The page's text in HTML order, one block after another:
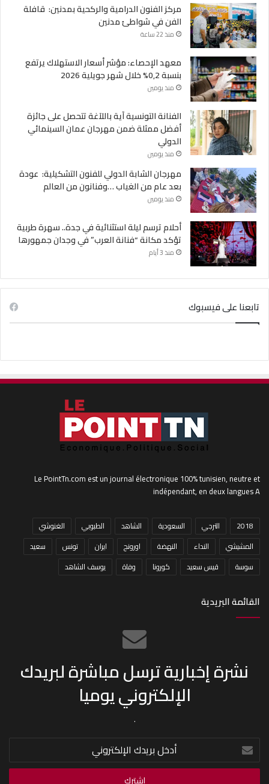
مركز الفنون الدرامية والركحية بمدنين: قافلة
الفن في شواطئ مدنين
منذ 22 ساعة
معهد الإحصاء: مؤشر أسعار الاستهلاك يرتفع
بنسبة 0,2% خلال شهر جويلية 2026
منذ يومين
الفنانة التونسية آية باللآغة تتحصل على جائزة
أفضل ممثلة ضمن مهرجان عمان السينمائي
الدولي
منذ يومين
مهرجان الشابة الدولي للفنون التشكيلية: عودة
بعد عام من الغياب …وفنانون من العالم
منذ يومين
أحلام ترسم ليلة استثنائية في جدة.. سهرة طربية
تؤكد مكانة “فنانة العرب” في وجدان جمهورها
منذ 3 أيام
تابعنا على فيسبوك
Le PointTn.com est un journal électronique 100% tunisien, neutre et
indépendant, en deux langues A
2018 الترجي السعودية الشاهد الطبوبي
الغنوشي
المشيشي
النداء النهضة اورونج ايران تونس
سعيد
سوسة
قيس سعيد كورونا وفاة يوسف الشاهد
القائمة البريدية
نشرة إخبارية ترسل مباشرة لبريدك
الإلكتروني يوميا
.
أدخل
بريدك
الإلكتروني